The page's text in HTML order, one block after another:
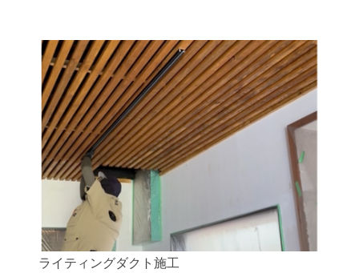
ライティングダクト施工